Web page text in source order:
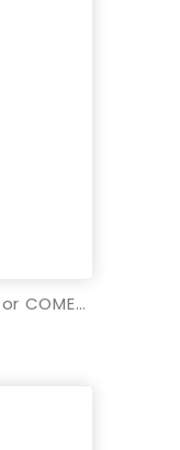
Empaque de cabeza motor COMETIC - KAWASAKI ZX6R 600 NINJA 1995-2002